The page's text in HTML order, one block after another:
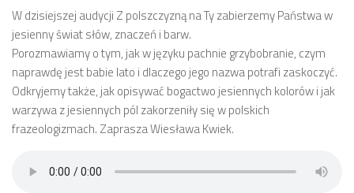
W dzisiejszej audycji Z polszczyzną na Ty zabierzemy Państwa w
jesienny świat słów, znaczeń i barw.
Porozmawiamy o tym, jak w języku pachnie grzybobranie, czym
naprawdę jest babie lato i dlaczego jego nazwa potrafi zaskoczyć.
Odkryjemy także, jak opisywać bogactwo jesiennych kolorów i jak
warzywa z jesiennych pól zakorzeniły się w polskich
frazeologizmach. Zaprasza Wiesława Kwiek.